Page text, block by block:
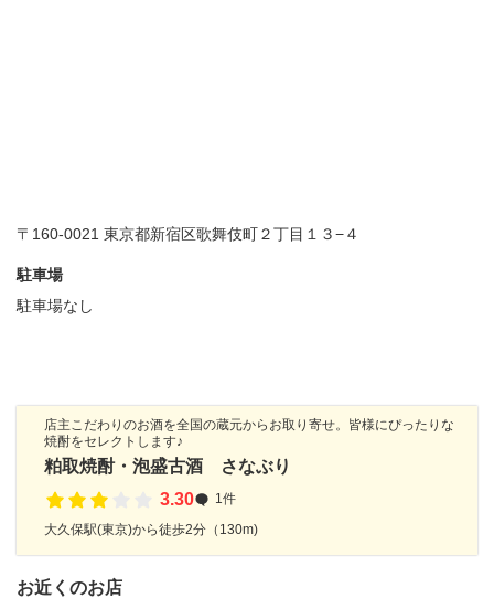
〒160-0021 東京都新宿区歌舞伎町２丁目１３−４
駐車場
駐車場なし
店主こだわりのお酒を全国の蔵元からお取り寄せ。皆様にぴったりな
焼酎をセレクトします♪
粕取焼酎・泡盛古酒 さなぶり
3.30
1件
大久保駅(東京)から徒歩2分（130m)
お近くのお店